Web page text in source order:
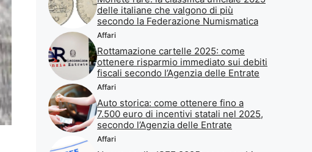
delle italiane che valgono di più
secondo la Federazione Numismatica
Affari
Rottamazione cartelle 2025: come
ottenere risparmio immediato sui debiti
fiscali secondo l’Agenzia delle Entrate
Affari
Auto storica: come ottenere fino a
7.500 euro di incentivi statali nel 2025,
secondo l’Agenzia delle Entrate
Affari